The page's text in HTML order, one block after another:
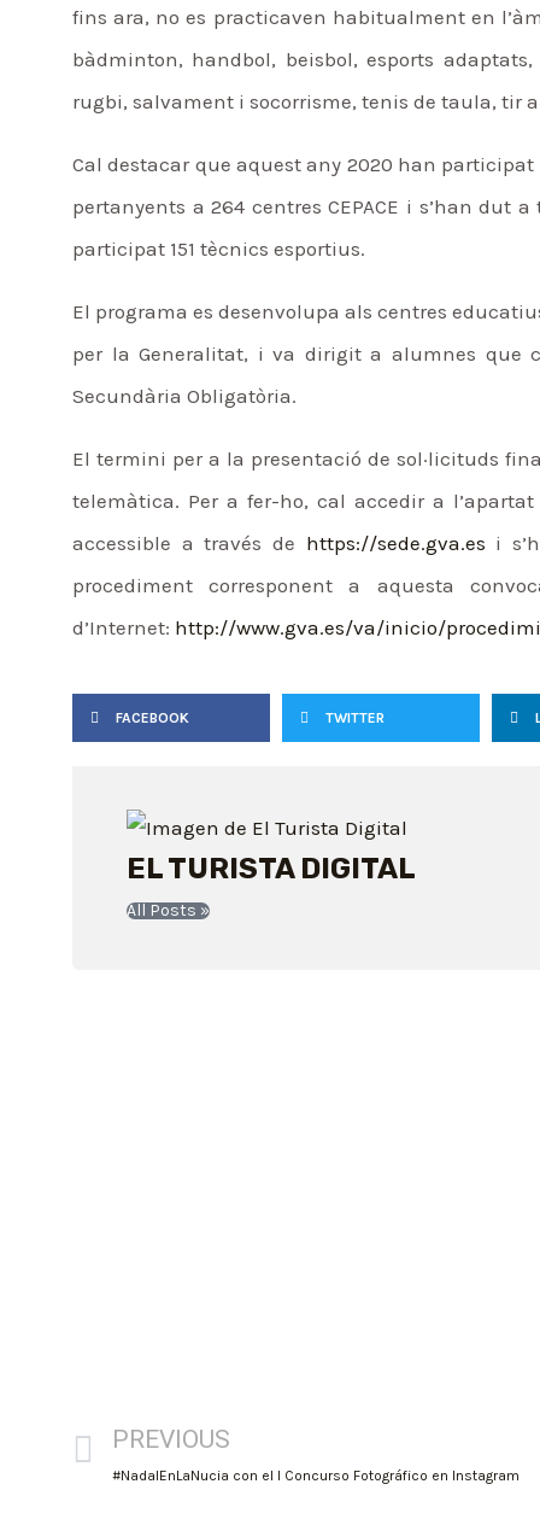
fins ara, no es practicaven habitualment en
bàdminton, handbol, beisbol, esports
rugbi, salvament i socorrisme, tenis de taula, tir
Cal destacar que aquest any 2020 han participat
pertanyents a 264 centres CEPACE i s’han dut
participat 151 tècnics esportius.
El programa es desenvolupa als centres
per la Generalitat, i va dirigit a alumnes que
Secundària Obligatòria.
El termini per a la presentació de sol·licituds
telemàtica. Per a fer-ho, cal accedir a
accessible a través de https://sede.gva.es i
procediment corresponent a aquesta
d’Internet: http://www.gva.es/va/inicio/
FACEBOOK TWITTER
EL TURISTA DIGITAL
All Posts »
PREVIOUS
#NadalEnLaNucia con el I Concurso Fotográfico en Instagram